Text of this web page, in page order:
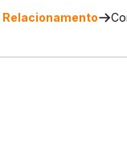
Relacionamento